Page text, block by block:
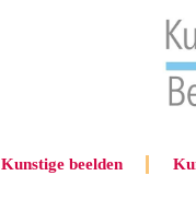
Kunstige beelden